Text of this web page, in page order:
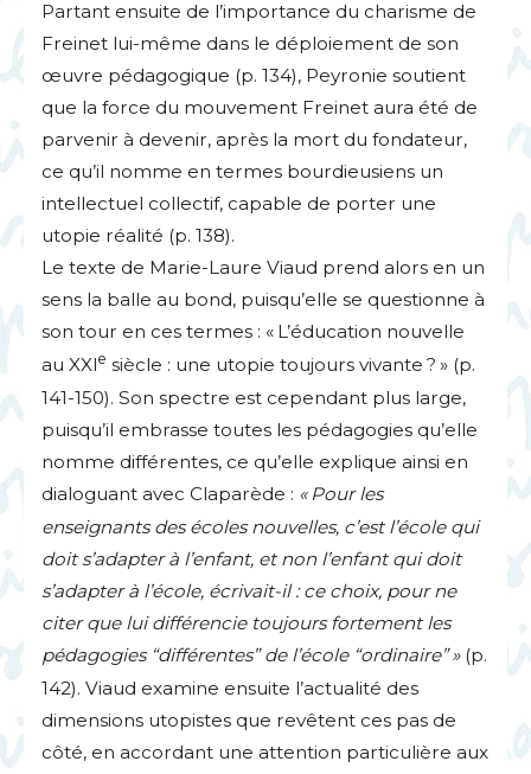
Partant ensuite de l’importance du charisme de
Freinet lui-même dans le déploiement de son
œuvre pédagogique (p. 134), Peyronie soutient
que la force du mouvement Freinet aura été de
parvenir à devenir, après la mort du fondateur,
ce qu’il nomme en termes bourdieusiens un
intellectuel collectif, capable de porter une
utopie réalité (p. 138).
Le texte de Marie-Laure Viaud prend alors en un
sens la balle au bond, puisqu’elle se questionne à
son tour en ces termes : « L’éducation nouvelle
au XXIe siècle : une utopie toujours vivante ? » (p.
141-150). Son spectre est cependant plus large,
puisqu’il embrasse toutes les pédagogies qu’elle
nomme différentes, ce qu’elle explique ainsi en
dialoguant avec Claparède : « Pour les
enseignants des écoles nouvelles, c’est l’école qui
doit s’adapter à l’enfant, et non l’enfant qui doit
s’adapter à l’école, écrivait-il : ce choix, pour ne
citer que lui différencie toujours fortement les
pédagogies “différentes” de l’école “ordinaire” »(p.
142). Viaud examine ensuite l’actualité des
dimensions utopistes que revêtent ces pas de
côté, en accordant une attention particulière aux